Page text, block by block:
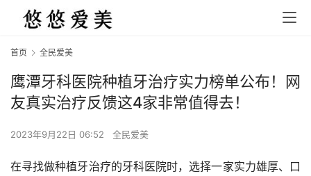
首页 全民爱美
鹰潭牙科医院种植牙治疗实力榜单公布！网
友真实治疗反馈这4家非常值得去！
2023年9月22日 06:52 全民爱美
在寻找做种植牙治疗的牙科医院时，选择一家实力雄厚、口